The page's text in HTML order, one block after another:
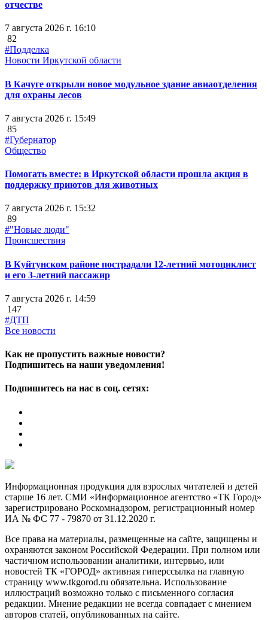
отчестве
7 августа 2026 г. 16:10
82
#Подделка
Новости Иркутской области
В Качуге открыли новое модульное здание авиаотделения
для охраны лесов
7 августа 2026 г. 15:49
85
#Губернатор
Общество
Помогать вместе: в Иркутской области прошла акция в
поддержку приютов для животных
7 августа 2026 г. 15:32
89
#"Новые люди"
Происшествия
В Куйтунском районе пострадали 12-летний мотоциклист
и его 3-летний пассажир
7 августа 2026 г. 14:59
147
#ДТП
Все новости
Как не пропустить важные новости?
Подпишитесь на наши уведомления!
Подпишитесь на нас в соц. сетях:
Информационная продукция для взрослых читателей и детей
старше 16 лет. СМИ «Информационное агентство «ТК Город»
зарегистрировано Роскомнадзором, регистрационный номер
ИА № ФС 77 - 79870 от 31.12.2020 г.
Все права на материалы, размещенные на сайте, защищены и
охраняются законом Российской Федерации. При полном или
частичном использовании аналитики, интервью, или
новостей ТК «ГОРОД» активная гиперссылка на главную
страницу www.tkgorod.ru обязательна. Использование
иллюстраций возможно только с письменного согласия
редакции. Мнение редакции не всегда совпадает с мнением
авторов статей, опубликованных на сайте.